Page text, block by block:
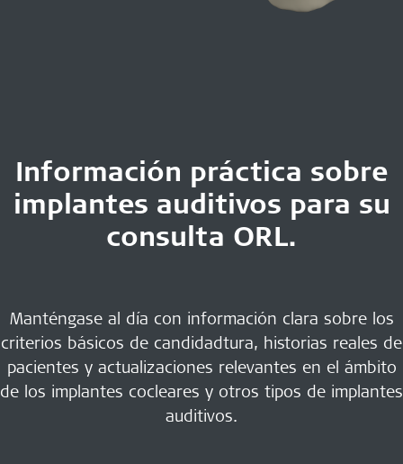
Información práctica sobre
implantes auditivos para su
consulta ORL.
Manténgase al día con información clara sobre los
criterios básicos de candidadtura, historias reales de
pacientes y actualizaciones relevantes en el ámbito
de los implantes cocleares y otros tipos de implantes
auditivos.